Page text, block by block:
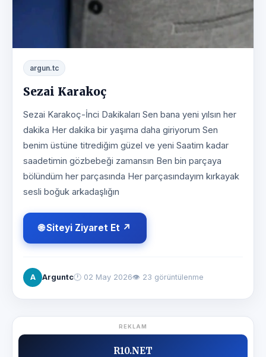
argun.tc
Sezai Karakoç
Sezai Karakoç-İnci Dakikaları Sen bana yeni yılsın her
dakika Her dakika bir yaşıma daha giriyorum Sen
benim üstüne titrediğim güzel ve yeni Saatim kadar
saadetimin gözbebeği zamansın Ben bin parçaya
bölündüm her parçasında Her parçasındayım kırkayak
sesli boğuk arkadaşlığın
🌐 Siteyi Ziyaret Et ↗
A Arguntc🕐 02 May 2026👁 23 görüntülenme
REKLAM
R10.NET